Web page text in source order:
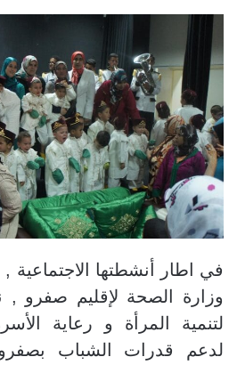
في اطار أنشطتها الاجتماعية
وزارة الصحة لإقليم صفرو ,
لتنمية المرأة و رعاية
لدعم قدرات الشباب